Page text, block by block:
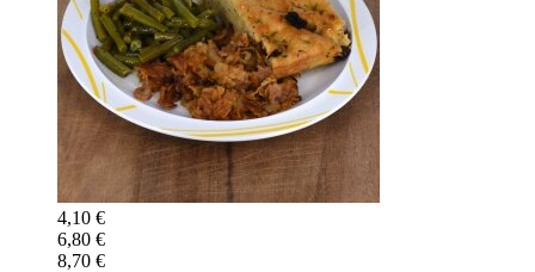
4,10 €
6,80 €
8,70 €